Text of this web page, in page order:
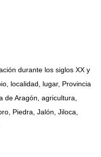
durante los siglos XX y
localidad, lugar, Provincia
de Aragón, agricultura,
Piedra, Jalón, Jiloca,